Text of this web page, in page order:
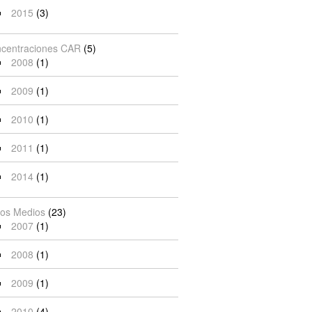
2015 (3)
CAR (5)
2008 (1)
2009 (1)
2010 (1)
2011 (1)
2014 (1)
Medios (23)
2007 (1)
2008 (1)
2009 (1)